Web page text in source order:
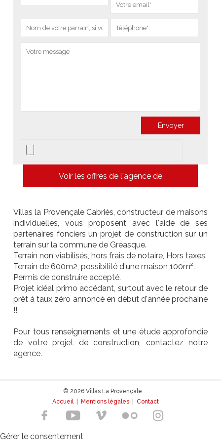
Voir les offres de l'agence de
Villas la Provençale Cabriès, constructeur de maisons
individuelles, vous proposent avec l'aide de ses
partenaires fonciers un projet de construction sur un
terrain sur la commune de Gréasque.
Terrain non viabilisés, hors frais de notaire, Hors taxes.
Terrain de 600m2, possibilité d'une maison 100m².
Permis de construire accepté.
Projet idéal primo accédant, surtout avec le retour de
prêt à taux zéro annoncé en début d'année prochaine
!!
Pour tous renseignements et une étude approfondie
de votre projet de construction, contactez notre
agence.
© 2026 Villas La Provençale.
Accueil| Mentions légales Contact
Gérer le consentement